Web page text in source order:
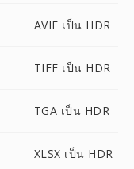
AVIF เป็น HDR
TIFF เป็น HDR
TGA เป็น HDR
XLSX เป็น HDR